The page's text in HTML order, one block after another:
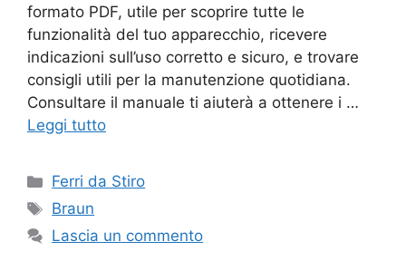
formato PDF, utile per scoprire tutte le
funzionalità del tuo apparecchio, ricevere
indicazioni sull’uso corretto e sicuro, e trovare
consigli utili per la manutenzione quotidiana.
Consultare il manuale ti aiuterà a ottenere i …
Leggi tutto
Categorie
Ferri da Stiro
Tag
Braun
Lascia un commento